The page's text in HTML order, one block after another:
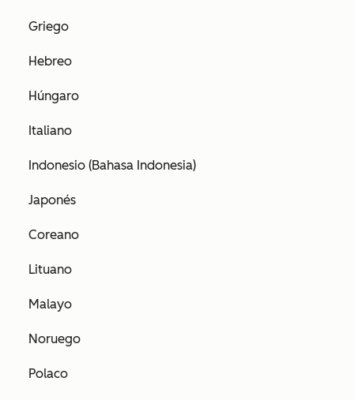
Griego
Hebreo
Húngaro
Italiano
Indonesio (Bahasa Indonesia)
Japonés
Coreano
Lituano
Malayo
Noruego
Polaco